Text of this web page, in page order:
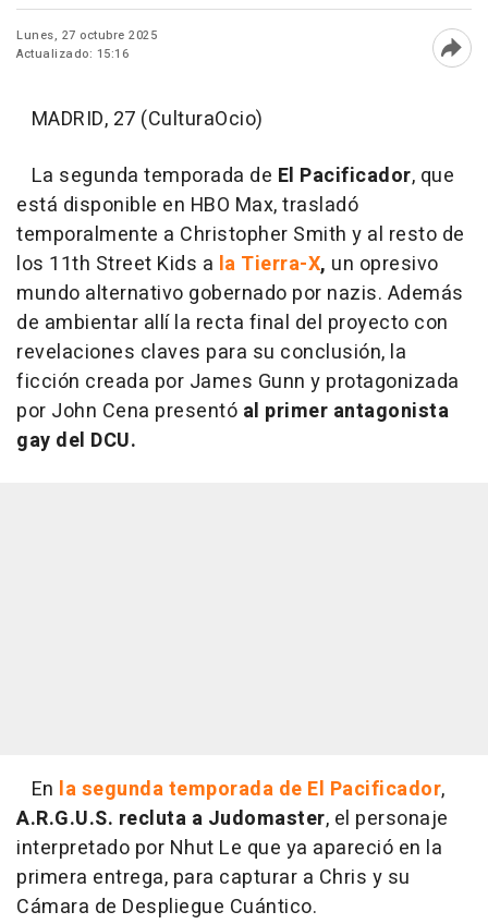
Lunes, 27 octubre 2025
Actualizado: 15:16
MADRID, 27 (CulturaOcio)
La segunda temporada de El Pacificador, que
está disponible en HBO Max, trasladó
temporalmente a Christopher Smith y al resto de
los 11th Street Kids a la Tierra-X, un opresivo
mundo alternativo gobernado por nazis. Además
de ambientar allí la recta final del proyecto con
revelaciones claves para su conclusión, la
ficción creada por James Gunn y protagonizada
por John Cena presentó al primer antagonista
gay del DCU.
En la segunda temporada de El Pacificador,
A.R.G.U.S. recluta a Judomaster, el personaje
interpretado por Nhut Le que ya apareció en la
primera entrega, para capturar a Chris y su
Cámara de Despliegue Cuántico.